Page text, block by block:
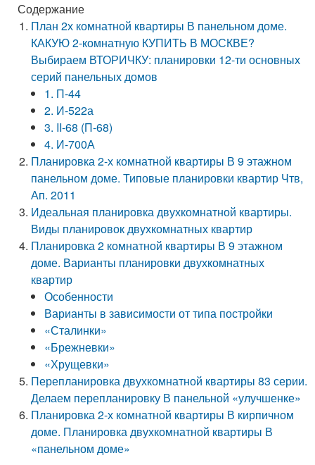
Содержание
План 2х комнатной квартиры В панельном доме.
КАКУЮ 2-комнатную КУПИТЬ В МОСКВЕ?
Выбираем ВТОРИЧКУ: планировки 12-ти основных
серий панельных домов
1. П-44
2. И-522а
3. II-68 (П-68)
4. И-700А
Планировка 2-х комнатной квартиры В 9 этажном
панельном доме. Типовые планировки квартир Чтв,
Ап. 2011
Идеальная планировка двухкомнатной квартиры.
Виды планировок двухкомнатных квартир
Планировка 2 комнатной квартиры В 9 этажном
доме. Варианты планировки двухкомнатных
квартир
Особенности
Варианты в зависимости от типа постройки
«Сталинки»
«Брежневки»
«Хрущевки»
Перепланировка двухкомнатной квартиры 83 серии.
Делаем перепланировку В панельной «улучшенке»
Планировка 2-х комнатной квартиры В кирпичном
доме. Планировка двухкомнатной квартиры В
«панельном доме»